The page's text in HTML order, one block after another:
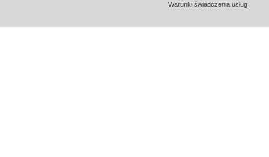
Warunki świadczenia usług